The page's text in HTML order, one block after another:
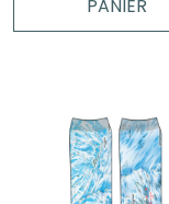
PANIER